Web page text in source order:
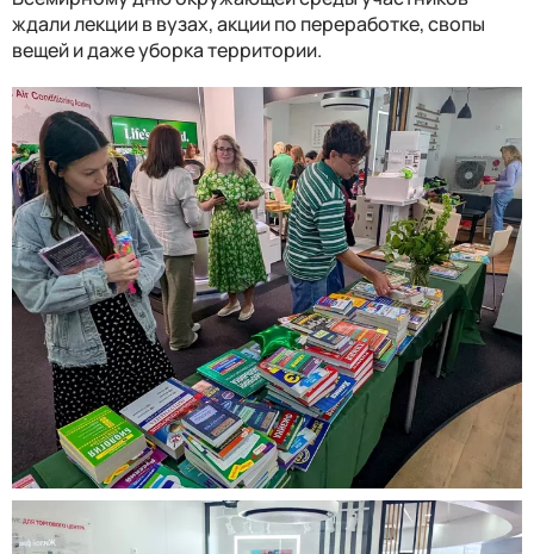
ждали лекции в вузах, акции по переработке, свопы
вещей и даже уборка территории.